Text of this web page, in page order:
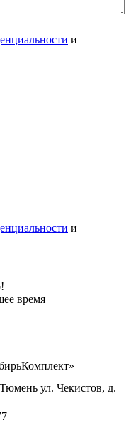
и
и
время
ул. Чекистов, д.